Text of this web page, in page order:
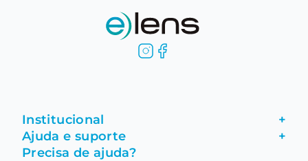
Institucional +
Fale conosco
Ajuda e suporte +
Precisa de ajuda?